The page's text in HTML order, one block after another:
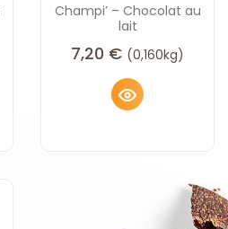
Champi’ – Chocolat au
lait
7,20 € (0,160kg)